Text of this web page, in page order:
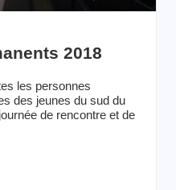
2018
les personnes
des jeunes du sud du
de rencontre et de